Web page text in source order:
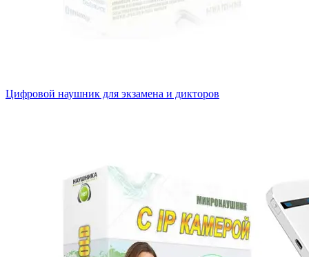
Цифровой наушник для экзамена и дикторов